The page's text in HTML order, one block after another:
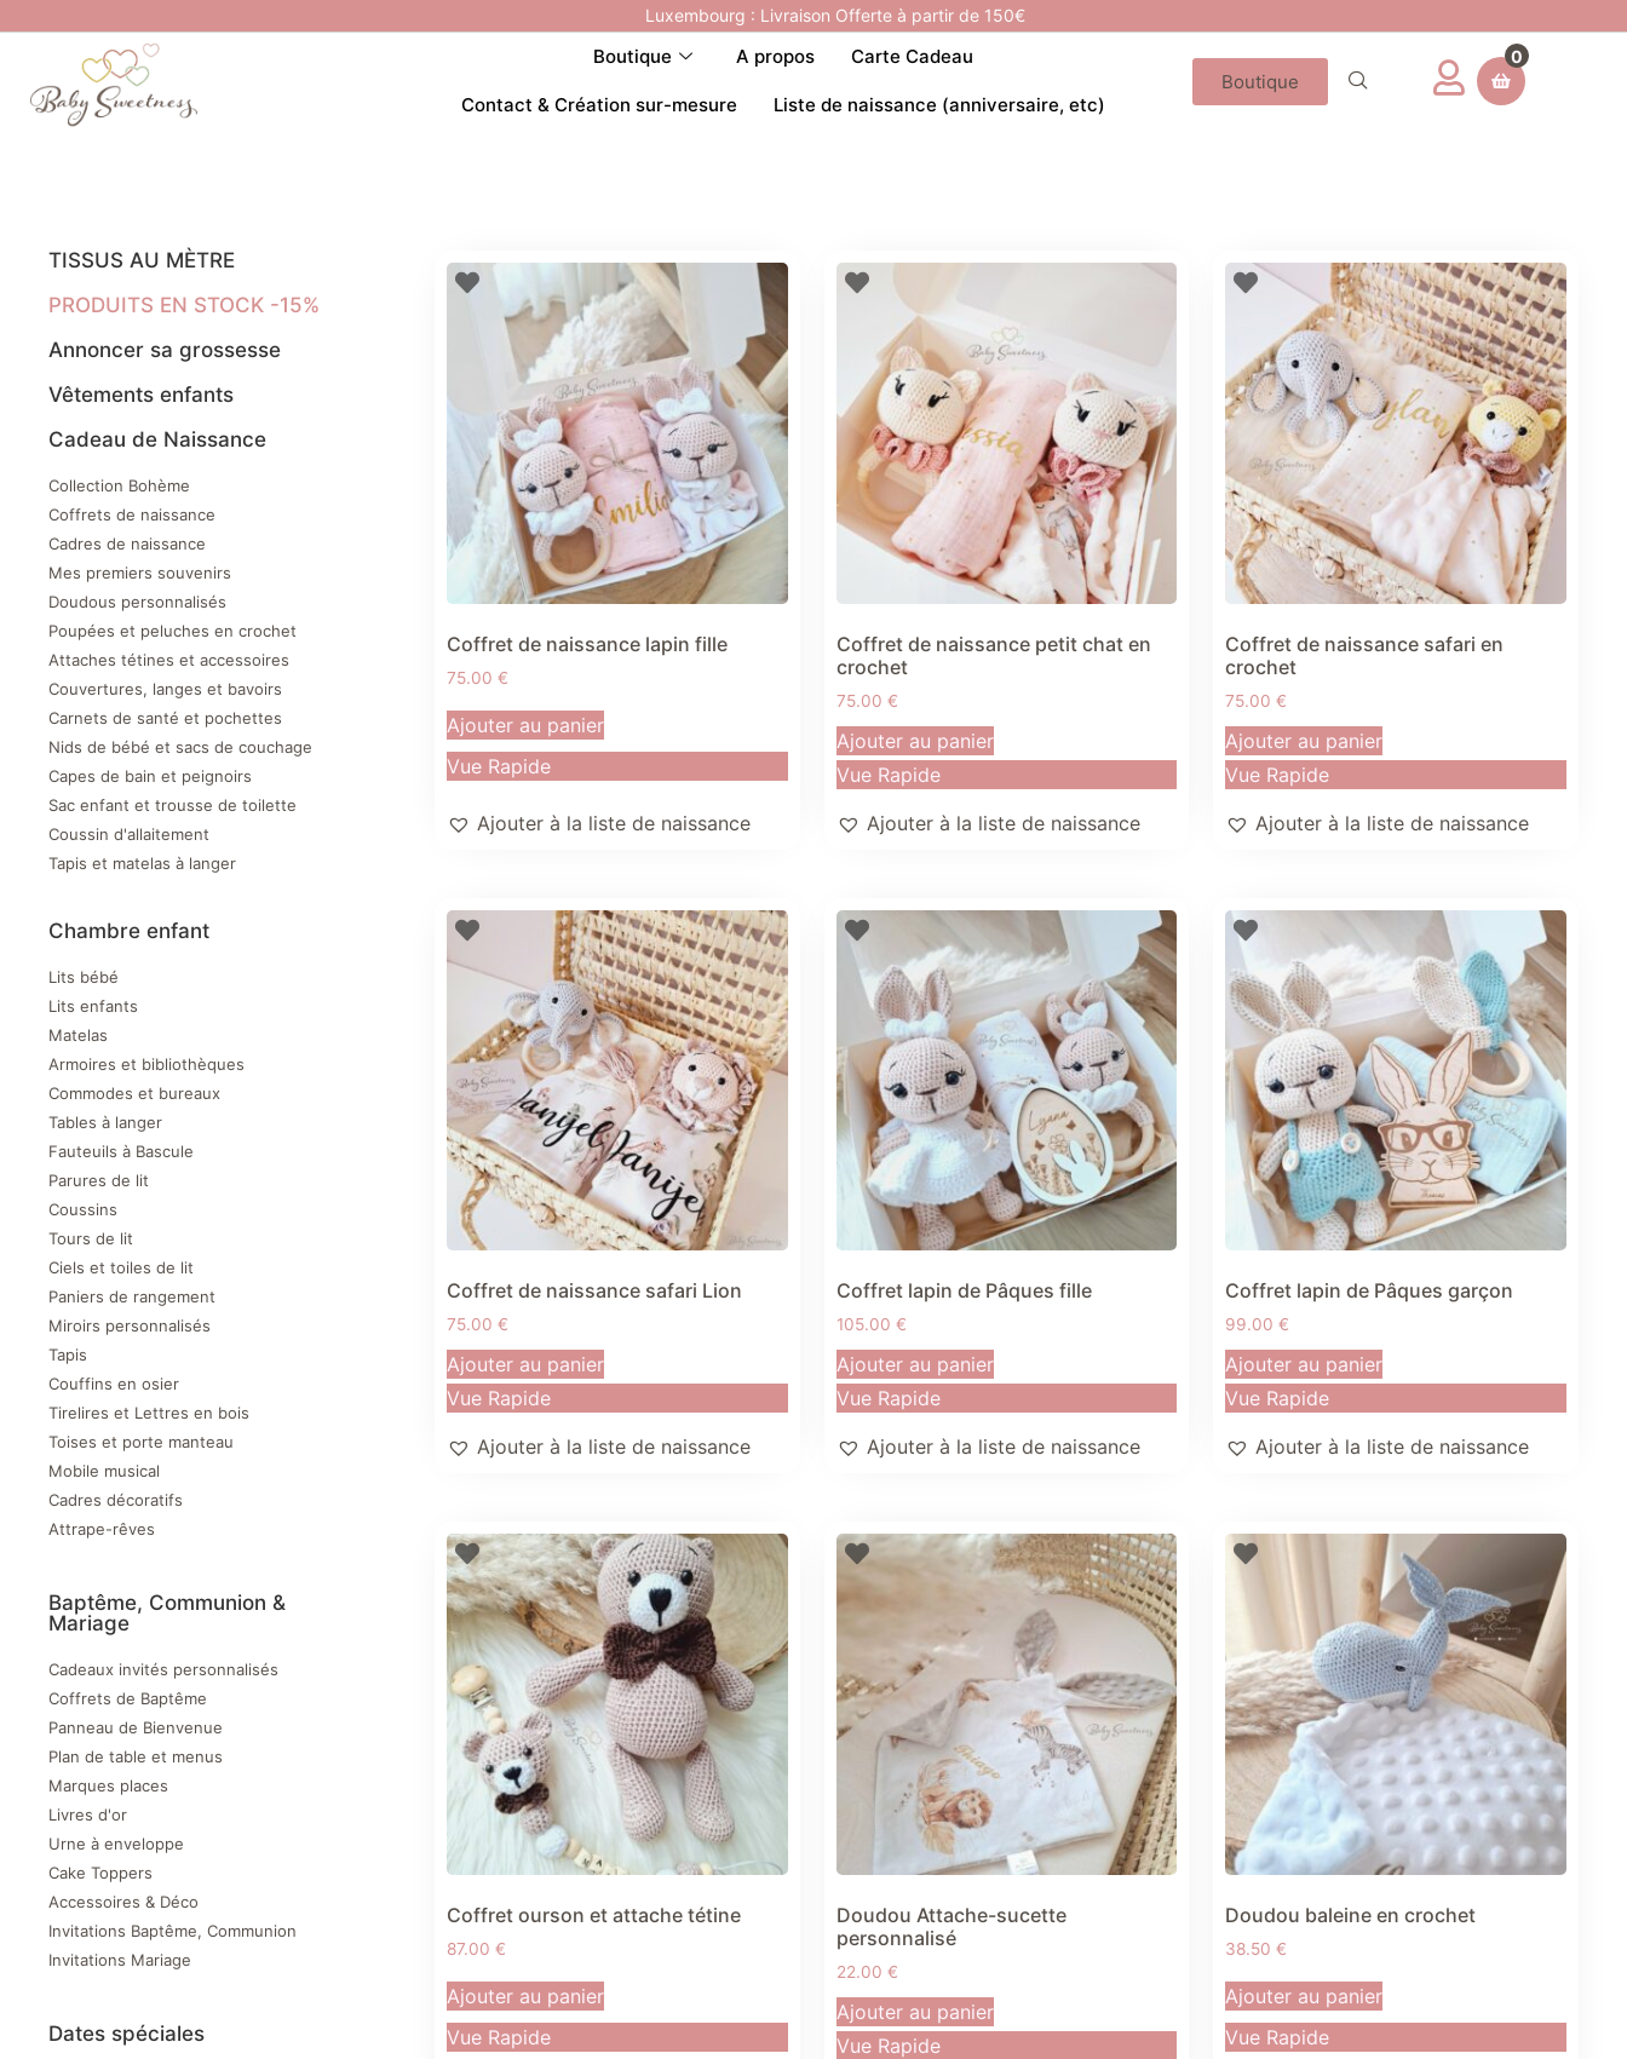
Luxembourg : Livraison Offerte à partir de 150€
Boutique A propos Carte Cadeau
Contact & Création sur-mesure Liste de naissance (anniversaire, etc)
Boutique
0
TISSUS AU MÈTRE
PRODUITS EN STOCK -15%
Annoncer sa grossesse
Vêtements enfants
Cadeau de Naissance
Collection Bohème
Coffrets de naissance
Cadres de naissance
Mes premiers souvenirs
Doudous personnalisés
Poupées et peluches en crochet
Attaches tétines et accessoires
Couvertures, langes et bavoirs
Carnets de santé et pochettes
Nids de bébé et sacs de couchage
Capes de bain et peignoirs
Sac enfant et trousse de toilette
Coussin d'allaitement
Tapis et matelas à langer
Chambre enfant
Lits bébé
Lits enfants
Matelas
Armoires et bibliothèques
Commodes et bureaux
Tables à langer
Fauteuils à Bascule
Parures de lit
Coussins
Tours de lit
Ciels et toiles de lit
Paniers de rangement
Miroirs personnalisés
Tapis
Couffins en osier
Tirelires et Lettres en bois
Toises et porte manteau
Mobile musical
Cadres décoratifs
Attrape-rêves
Baptême, Communion &
Mariage
Cadeaux invités personnalisés
Coffrets de Baptême
Panneau de Bienvenue
Plan de table et menus
Marques places
Livres d'or
Urne à enveloppe
Cake Toppers
Accessoires & Déco
Invitations Baptême, Communion
Invitations Mariage
Dates spéciales
Coffret de naissance lapin fille
75.00 €
Ajouter au panier
Vue Rapide
Ajouter à la liste de naissance
Coffret de naissance petit chat en
crochet
75.00 €
Ajouter au panier
Vue Rapide
Ajouter à la liste de naissance
Coffret de naissance safari en
crochet
75.00€
Ajouter au panier
Vue Rapide
Ajouter à la liste de naissance
Coffret de naissance safari Lion
75.00 €
Ajouter au panier
Vue Rapide
Ajouter à la liste de naissance
Coffret lapin de Pâques fille
105.00 €
Ajouter au panier
Vue Rapide
Ajouter à la liste de naissance
Coffret lapin de Pâques garçon
99.00€
Ajouter au panier
Vue Rapide
Ajouter à la liste de naissance
Coffret ourson et attache tétine
87.00 €
Ajouter au panier
Vue Rapide
Doudou Attache-sucette
personnalisé
22.00 €
Ajouter au panier
Vue Rapide
Doudou baleine en crochet
38.50€
Ajouter au panier
Vue Rapide